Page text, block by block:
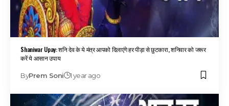
Shaniwar Upay: शनि देव के ये मंत्र आपको दिलाएंगे हर पीड़ा से छुटकारा, शनिवार को जरूर
करें ये आसान उपाय
ByPrem Soni 1 year ago